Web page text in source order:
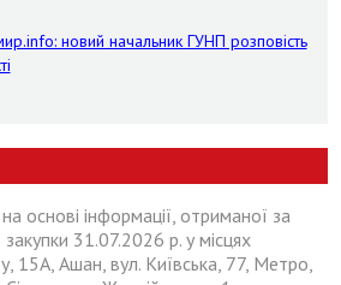
новий начальник ГУНП розповість
основі інформації, отриманої за
31.07.2026 р. у місцях
15А, Ашан, вул. Київська, 77, Метро,